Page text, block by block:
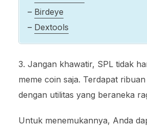
– Birdeye
– Dextools
3. Jangan khawatir, SPL tidak
meme coin saja. Terdapat
dengan utilitas yang beraneka
Untuk menemukannya, Anda